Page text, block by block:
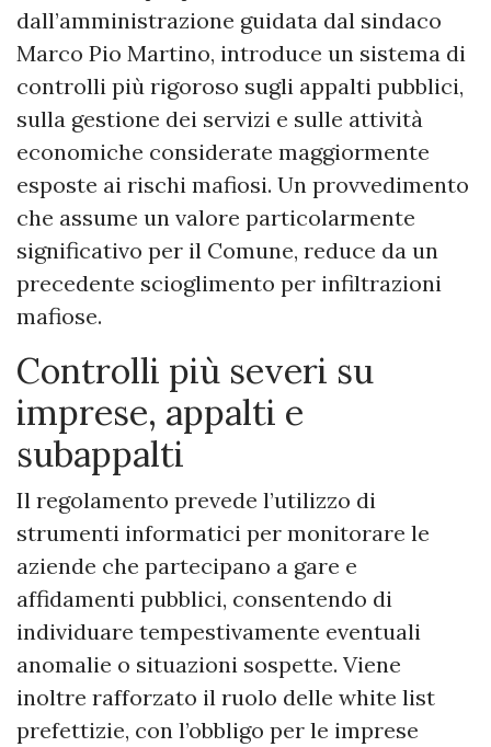
dall’amministrazione guidata dal sindaco
Marco Pio Martino, introduce un sistema di
controlli più rigoroso sugli appalti pubblici,
sulla gestione dei servizi e sulle attività
economiche considerate maggiormente
esposte ai rischi mafiosi. Un provvedimento
che assume un valore particolarmente
significativo per il Comune, reduce da un
precedente scioglimento per infiltrazioni
mafiose.
Controlli più severi su
imprese, appalti e
subappalti
Il regolamento prevede l’utilizzo di
strumenti informatici per monitorare le
aziende che partecipano a gare e
affidamenti pubblici, consentendo di
individuare tempestivamente eventuali
anomalie o situazioni sospette. Viene
inoltre rafforzato il ruolo delle white list
prefettizie, con l’obbligo per le imprese